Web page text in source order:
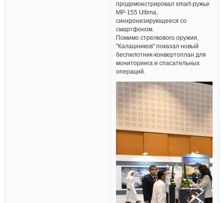
продемонстрировал smart-ружье
MP-155 Ultima,
синхронизирующееся со
смартфоном.
Помимо стрелкового оружия,
"Калашников" показал новый
беспилотник-конвертоплан для
мониторинга и спасательных
операций.